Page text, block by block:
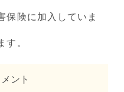
保険に加入していま
す。
ント